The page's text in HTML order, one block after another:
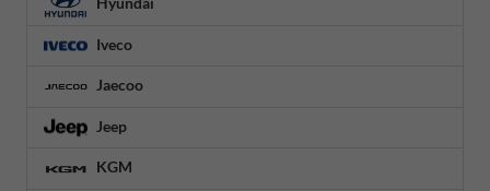
Iveco
Jaecoo
Jeep
KGM